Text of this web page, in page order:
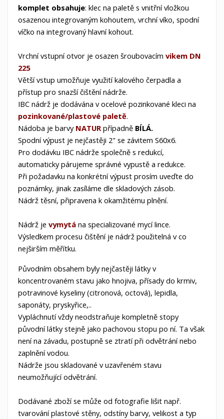
komplet obsahuje: klec na paletě s vnitřní vložkou
osazenou integrovaným kohoutem, vrchní víko, spodní
víčko na integrovaný hlavní kohout.
Vrchní vstupní otvor je osazen šroubovacím vikem DN
225
Větší vstup umožňuje využití kalového čerpadla a
přístup pro snazší čištění nádrže.
IBC nádrž je dodávána v ocelové pozinkované kleci na
pozinkované/plastové paletě.
Nádoba je barvy NATUR případně BÍLÁ.
Spodní výpust je nejčastěji 2" se závitem S60x6.
Pro dodávku IBC nádrže společně s redukcí,
automaticky párujeme správné vypustě a redukce.
Při požadavku na konkrétní výpust prosím uveďte do
poznámky, jinak zasíláme dle skladových zásob.
Nádrž těsní, připravena k okamžitému plnění.
Nádrž je vymytá na specializované mycí lince.
Výsledkem procesu čištění je nádrž použitelná v co
nejširším měřítku.
Původním obsahem byly nejčastěji látky v
koncentrovaném stavu jako hnojiva, přísady do krmiv,
potravinové kyseliny (citronová, octová), lepidla,
saponáty, pryskyřice,..
Vypláchnutí vždy neodstraňuje kompletně stopy
původní látky stejně jako pachovou stopu po ní. Ta však
není na závadu, postupně se ztratípři odvětrání nebo
zaplnění vodou.
Nádrže jsou skladované v uzavřeném stavu
neumožňující odvětrání.
Dodávané zboží se může od fotografie lišit např.
tvarování plastové stěny, odstíny barvy, velikost a typ